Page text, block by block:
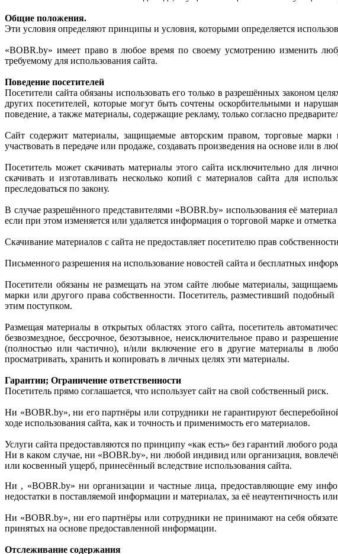
Общие положения.
Эти условия определяют принципы и условия, которыми определяется
«BOBR.by» имеет право в любое время по своему усмотрению изменить
требуемому для использования сайта.
Поведение посетителей
Посетители сайта обязаны использовать его только в разрешённых законом
других посетителей, которые могут быть сочтены оскорбительными и
поведение, а также материалы, содержащие рекламу, только согласно
Сайт содержит материалы, защищаемые авторским правом, торговые
участвовать в передаче или продаже, создавать произведения на основе или
Посетитель может скачивать материалы этого сайта исключительно для
скачивать и изготавливать несколько копий с материалов сайта для
преследоваться по закону.
В случае разрешённого представителями «BOBR.by» использования её
если при этом изменяется или удаляется информация о торговой марке и
Скачивание материалов с сайта не предоставляет посетителю прав
Письменного разрешения на использование новостей сайта и бесплатных
Посетители обязаны не размещать на этом сайте любые материалы,
марки или другого права собственности. Посетитель, разместивший
этим поступком.
Размещая материалы в открытых областях этого сайта, посетитель
безвозмездное, бессрочное, безотзывное, неисключительное право и
(полностью или частично), и/или включение его в другие материалы в
просматривать, хранить и копировать в личных целях эти материалы.
Гарантии; Ограничение ответственности
Посетитель прямо соглашается, что использует сайт на свой собственный риск.
Ни «BOBR.by», ни его партнёры или сотрудники не гарантируют
ходе использования сайта, как и точность и применимость его материалов.
Услуги сайта предоставляются по принципу «как есть» без гарантий любого
Ни в каком случае, ни «BOBR.by», ни любой индивид или организация,
или косвенный ущерб, принесённый вследствие использования сайта.
Ни , «BOBR.by» ни организации и частные лица, предоставляющие ему
недостатки в поставляемой информации и материалах, за её неаутентичность
Ни «BOBR.by», ни его партнёры или сотрудники не принимают на себя
принятых на основе предоставленной информации.
Отслеживание содержания